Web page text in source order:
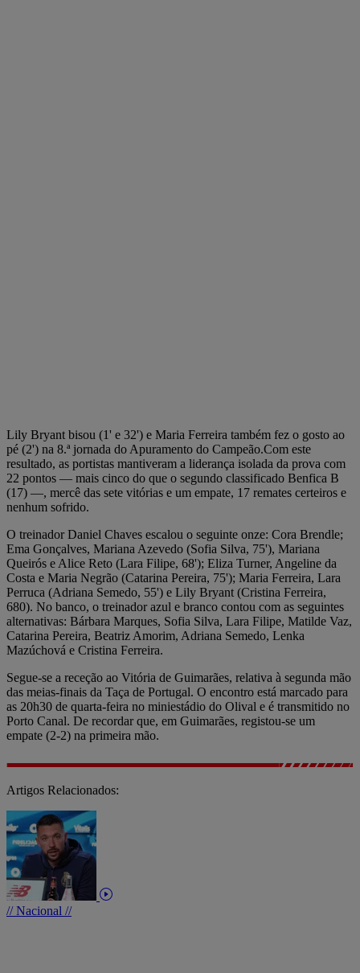
Lily Bryant bisou (1' e 32') e Maria Ferreira também fez o gosto ao
pé (2') na 8.ª jornada do Apuramento do Campeão.Com este
resultado, as portistas mantiveram a liderança isolada da prova com
22 pontos — mais cinco do que o segundo classificado Benfica B
(17) —, mercê das sete vitórias e um empate, 17 remates certeiros e
nenhum sofrido.
O treinador Daniel Chaves escalou o seguinte onze: Cora Brendle;
Ema Gonçalves, Mariana Azevedo (Sofia Silva, 75'), Mariana
Queirós e Alice Reto (Lara Filipe, 68'); Eliza Turner, Angeline da
Costa e Maria Negrão (Catarina Pereira, 75'); Maria Ferreira, Lara
Perruca (Adriana Semedo, 55') e Lily Bryant (Cristina Ferreira,
680). No banco, o treinador azul e branco contou com as seguintes
alternativas: Bárbara Marques, Sofia Silva, Lara Filipe, Matilde Vaz,
Catarina Pereira, Beatriz Amorim, Adriana Semedo, Lenka
Mazúchová e Cristina Ferreira.
Segue-se a receção ao Vitória de Guimarães, relativa à segunda mão
das meias-finais da Taça de Portugal. O encontro está marcado para
as 20h30 de quarta-feira no miniestádio do Olival e é transmitido no
Porto Canal. De recordar que, em Guimarães, registou-se um
empate (2-2) na primeira mão.
Artigos Relacionados:
// Nacional //